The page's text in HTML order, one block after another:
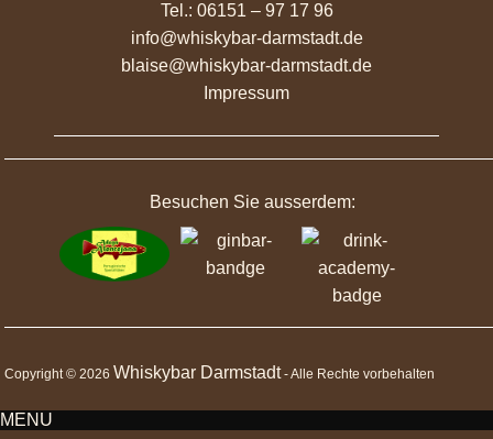
Tel.: 06151 – 97 17 96
info@whiskybar-darmstadt.de
blaise@whiskybar-darmstadt.de
Impressum
Besuchen Sie ausserdem:
Copyright © 2026 Whiskybar Darmstadt- Alle Rechte vorbehalten
MENU